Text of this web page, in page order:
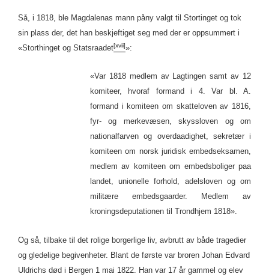
Så, i 1818, ble Magdalenas mann påny valgt til Stortinget og tok
sin plass der, det han beskjeftiget seg med der er oppsummert i
«Storthinget og Statsraadet[xvii]»:
«Var 1818 medlem av Lagtingen samt av 12
komiteer, hvoraf formand i 4. Var bl. A.
formand i komiteen om skatteloven av 1816,
fyr- og merkevæsen, skyssloven og om
nationalfarven og overdaadighet, sekretær i
komiteen om norsk juridisk embedseksamen,
medlem av komiteen om embedsboliger paa
landet, unionelle forhold, adelsloven og om
militære embedsgaarder. Medlem av
kroningsdeputationen til Trondhjem 1818».
Og så, tilbake til det rolige borgerlige liv, avbrutt av både tragedier
og gledelige begivenheter. Blant de første var broren Johan Edvard
Uldrichs død i Bergen 1 mai 1822. Han var 17 år gammel og elev